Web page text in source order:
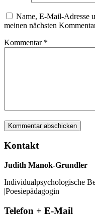
Name, E-Mail-Adresse
meinen nächsten
Kommentar *
Kontakt
Judith Manok-Grundler
Individualpsychologische
|Poesiepädagogin
Telefon + E-Mail